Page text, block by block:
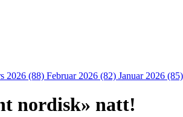
2026 (88) Februar 2026 (82) Januar 2026 (85)
nordisk» natt!